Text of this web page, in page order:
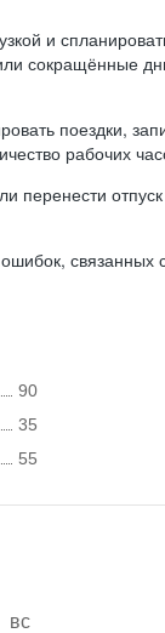
и
сокращённые
поездки,
рабочих
перенести
связанных
90
35
55
вс